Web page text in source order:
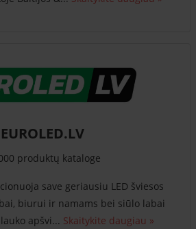
EUROLED.LV
produktų kataloge
save geriausiu LED šviesos
biurui ir namams bei siūlo labai
apšvi... Skaitykite daugiau »